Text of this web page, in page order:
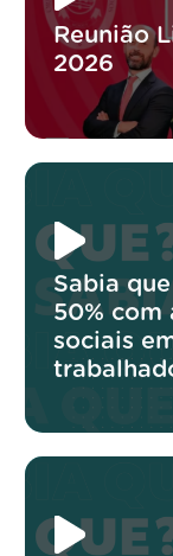
Reunião
2026
Sabia
50% com
sociais